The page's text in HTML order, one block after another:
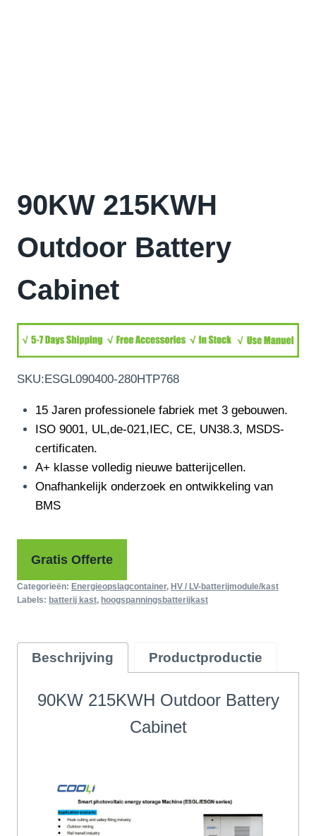
90KW 215KWH
Outdoor Battery
Cabinet
SKU: ESGL090400-280HTP768
15 Jaren professionele fabriek met 3 gebouwen.
ISO 9001, UL,de-021,IEC, CE, UN38.3, MSDS-
certificaten.
A+ klasse volledig nieuwe batterijcellen.
Onafhankelijk onderzoek en ontwikkeling van
BMS
Gratis Offerte
Categorieën: Energieopslagcontainer, HV / LV-batterijmodule/kast
Labels: batterij kast, hoogspanningsbatterijkast
Beschrijving Productproductie
90KW 215KWH Outdoor Battery
Cabinet